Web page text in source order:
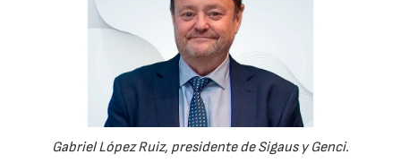
Gabriel López Ruiz, presidente de Sigaus y Genci.